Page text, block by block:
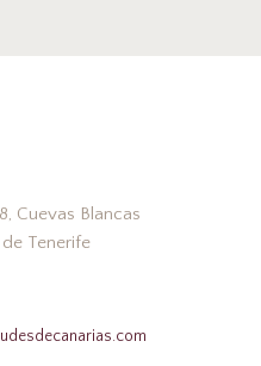
Cuevas Blancas
Tenerife